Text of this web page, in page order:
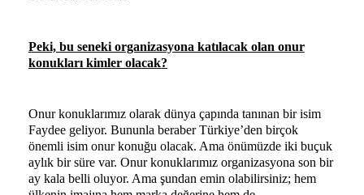
Peki, bu seneki organizasyona katılacak olan onur
konukları kimler olacak?
Onur konuklarımız olarak dünya çapında tanınan bir isim
Faydee geliyor. Bununla beraber Türkiye’den birçok
önemli isim onur konuğu olacak. Ama önümüzde iki buçuk
aylık bir süre var. Onur konuklarımız organizasyona son bir
ay kala belli oluyor. Ama şundan emin olabilirsiniz; hem